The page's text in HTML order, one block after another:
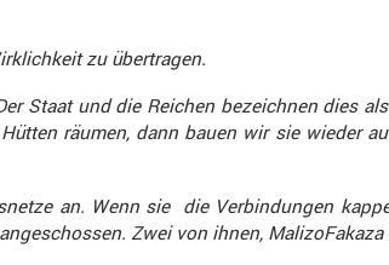
zu übertragen.
Staat und die Reichen bezeichnen dies
räumen, dann bauen wir sie wieder
an. Wenn sie die Verbin­dungen
Zwei von ihnen,